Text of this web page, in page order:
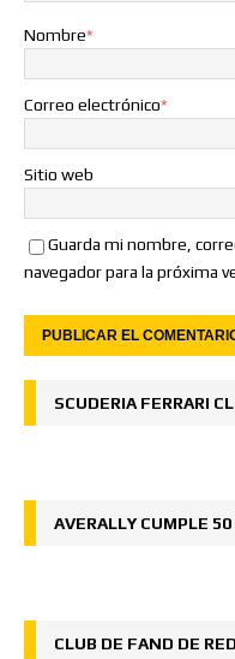
Nombre*
Correo electrónico*
Sitio web
Guarda mi nombre,
navegador para la próxima
SCUDERIA FERRARI
AVERALLY CUMPLE
CLUB DE FAND DE